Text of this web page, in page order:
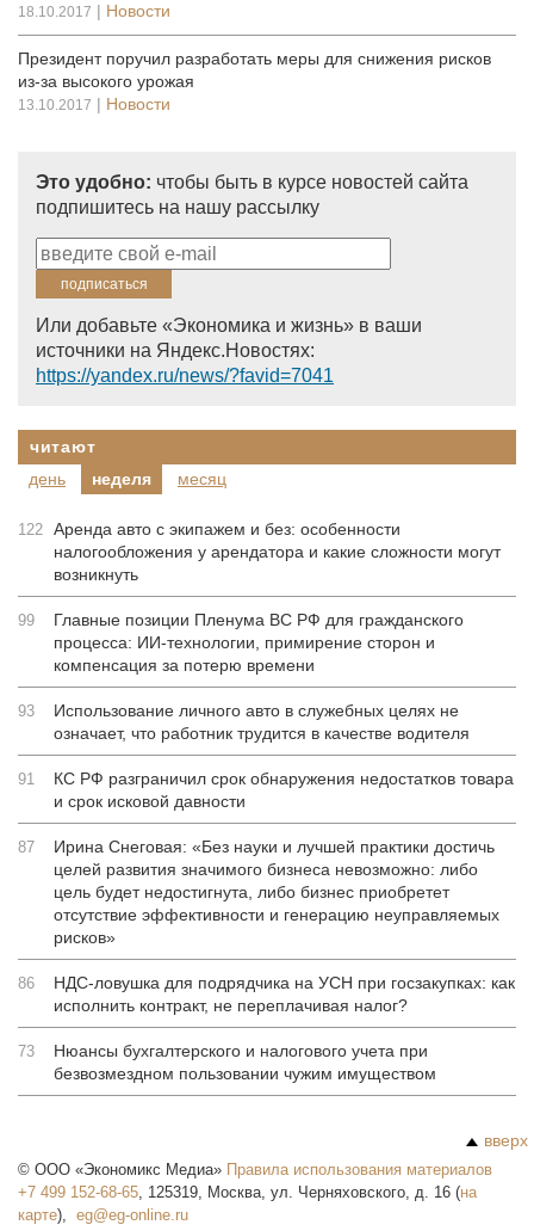
18.10.2017 | Новости
Президент поручил разработать меры для снижения рисков
из-за высокого урожая
13.10.2017 | Новости
Это удобно: чтобы быть в курсе новостей сайта
подпишитесь на нашу рассылку
Или добавьте «Экономика и жизнь» в ваши
источники на Яндекс.Новостях:
https://yandex.ru/news/?favid=7041
читают
день
неделя месяц
122 Аренда авто с экипажем и без: особенности
налогообложения у арендатора и какие сложности могут
возникнуть
99
Главные позиции Пленума ВС РФ для гражданского
процесса: ИИ-технологии, примирение сторон и
компенсация за потерю времени
93
Использование личного авто в служебных целях не
означает, что работник трудится в качестве водителя
91
КС РФ разграничил срок обнаружения недостатков товара
и срок исковой давности
87
Ирина Снеговая: «Без науки и лучшей практики достичь
целей развития значимого бизнеса невозможно: либо
цель будет недостигнута, либо бизнес приобретет
отсутствие эффективности и генерацию неуправляемых
рисков»
86
НДС-ловушка для подрядчика на УСН при госзакупках: как
исполнить контракт, не переплачивая налог?
73
Нюансы бухгалтерского и налогового учета при
безвозмездном пользовании чужим имуществом
вверх
© ООО «Экономикс Медиа» Правила использования материалов
+7 499 152-68-65, 125319, Москва, ул. Черняховского, д. 16 (на
карте),